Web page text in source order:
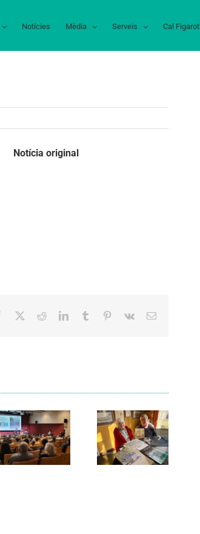
Notícies Mèdia Serveis Cal Figarot
Notícia original
Facebook RedditLinkedInTumblr Pinterest
Vk Email:
Els Verds
presenten el
llibre
“Petita
història
dels